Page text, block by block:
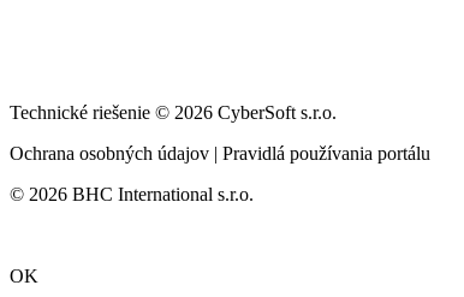
Technické riešenie © 2026 CyberSoft s.r.o.
Ochrana osobných údajov | Pravidlá používania portálu
© 2026 BHC International s.r.o.
OK